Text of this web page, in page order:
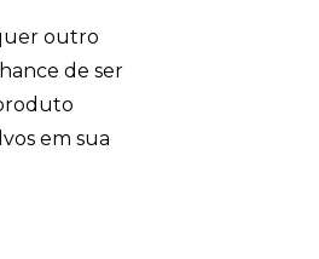
outro
de ser
em sua